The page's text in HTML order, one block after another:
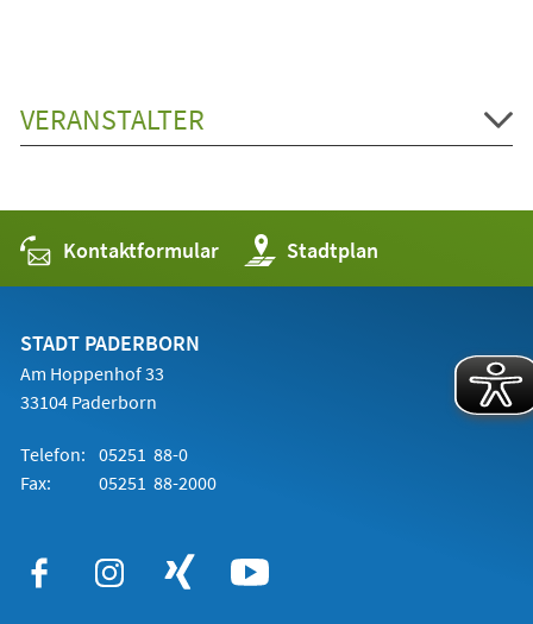
VERANSTALTER
Kontaktformular Stadtplan
(Öffnet
in
einem
STADT PADERBORN
Am Hoppenhof 33
33104 Paderborn
Telefon: 05251 88-0
Fax:
05251 88-2000